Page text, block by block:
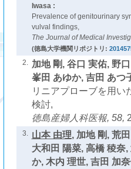
Iwasa :
Prevalence of genitourinary
vulval findings,
The Journal of Medical
(徳島大学機関リポジトリ:
2. 加地 剛, 谷口 実佑, 野
峯田 あゆか, 吉田 あつ
リニアプローブを用い
検討,
徳島産婦人科医報, 58,
3. 山本 由理, 加地 剛, 荒
大和田 陽菜, 高橋 稜奈
か, 木内 理世, 吉田 加